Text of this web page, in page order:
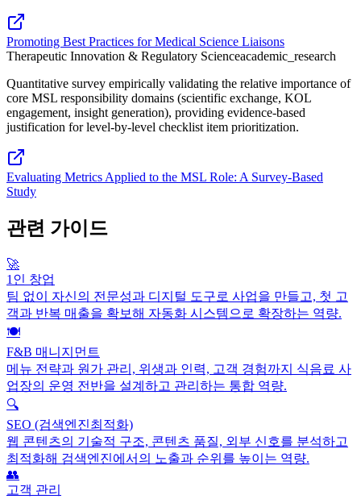
Promoting Best Practices for Medical Science Liaisons
Therapeutic Innovation & Regulatory Scienceacademic_research
Quantitative survey empirically validating the relative importance of
core MSL responsibility domains (scientific exchange, KOL
engagement, insight generation), providing evidence-based
justification for level-by-level checklist item prioritization.
Evaluating Metrics Applied to the MSL Role: A Survey-Based
Study
관련 가이드
🚀
1인 창업
팀 없이 자신의 전문성과 디지털 도구로 사업을 만들고, 첫 고
객과 반복 매출을 확보해 자동화 시스템으로 확장하는 역량.
🍽️
F&B 매니지먼트
메뉴 전략과 원가 관리, 위생과 인력, 고객 경험까지 식음료 사
업장의 운영 전반을 설계하고 관리하는 통합 역량.
🔍
SEO (검색엔진최적화)
웹 콘텐츠의 기술적 구조, 콘텐츠 품질, 외부 신호를 분석하고
최적화해 검색엔진에서의 노출과 순위를 높이는 역량.
👥
고객 관리